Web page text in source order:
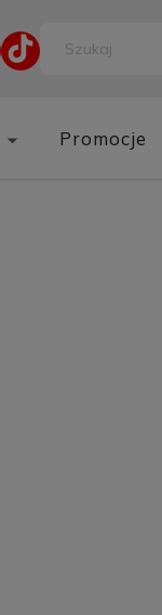
Promocje